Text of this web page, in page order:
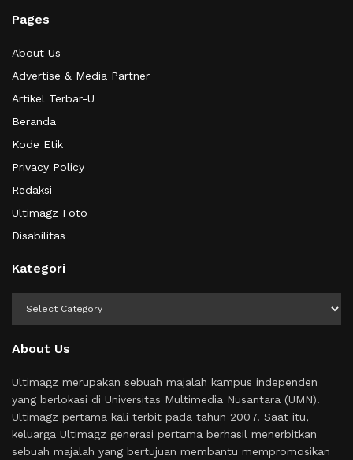
Pages
About Us
Advertise & Media Partner
Artikel Terbar-U
Beranda
Kode Etik
Privacy Policy
Redaksi
Ultimagz Foto
Disabilitas
Kategori
About Us
Ultimagz merupakan sebuah majalah kampus independen
yang berlokasi di Universitas Multimedia Nusantara (UMN).
Ultimagz pertama kali terbit pada tahun 2007. Saat itu,
keluarga Ultimagz generasi pertama berhasil menerbitkan
sebuah majalah yang bertujuan membantu mempromosikan